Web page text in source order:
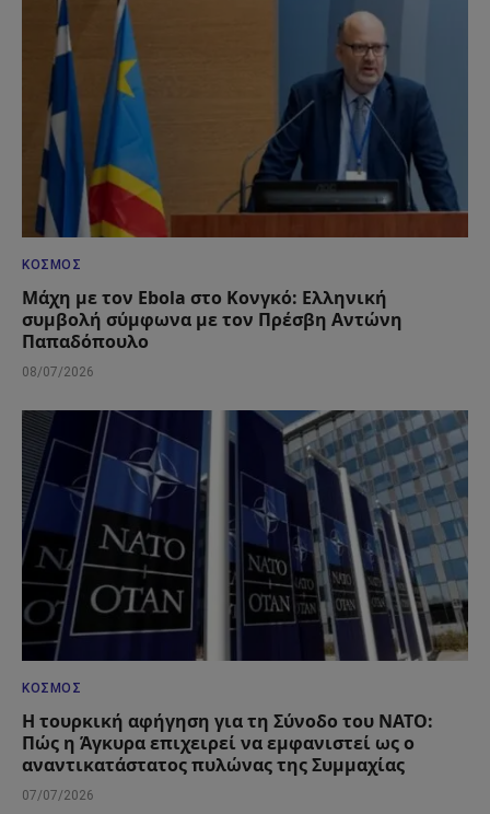
ΚΌΣΜΟΣ
Μάχη με τον Ebola στο Κονγκό: Ελληνική
συμβολή σύμφωνα με τον Πρέσβη Αντώνη
Παπαδόπουλο
08/07/2026
ΚΌΣΜΟΣ
Η τουρκική αφήγηση για τη Σύνοδο του ΝΑΤΟ:
Πώς η Άγκυρα επιχειρεί να εμφανιστεί ως ο
αναντικατάστατος πυλώνας της Συμμαχίας
07/07/2026